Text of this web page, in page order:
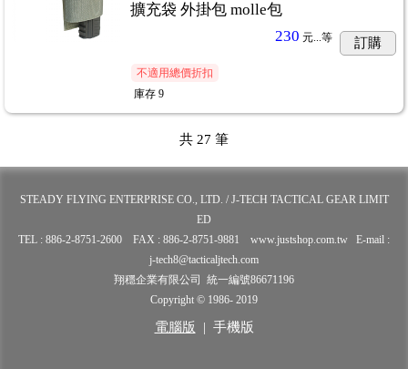
擴充袋 外掛包 molle包
230 元...等 訂購
不適用總價折扣
庫存 9
共 27 筆
STEADY FLYING ENTERPRISE CO., LTD. / J-TECH TACTICAL GEAR LIMIT
ED
TEL : 886-2-8751-2600 FAX : 886-2-8751-9881 www.justshop.com.tw E-mail :
j-tech8@tacticaljtech.com
翔穩企業有限公司 統一編號86671196
Copyright © 1986- 2019
電腦版 | 手機版